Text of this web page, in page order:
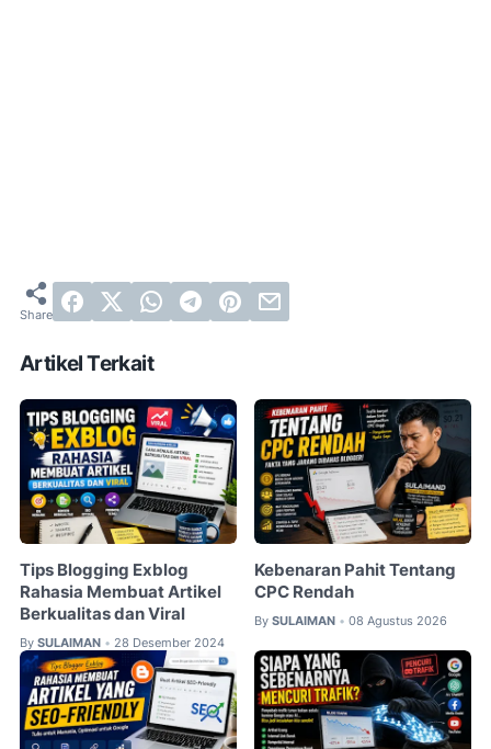
Artikel Terkait
Tips Blogging Exblog
Rahasia Membuat Artikel
Berkualitas dan Viral
By SULAIMAN • 28 Desember 2024
Kebenaran Pahit Tentang
CPC Rendah
By SULAIMAN • 08 Agustus 2026